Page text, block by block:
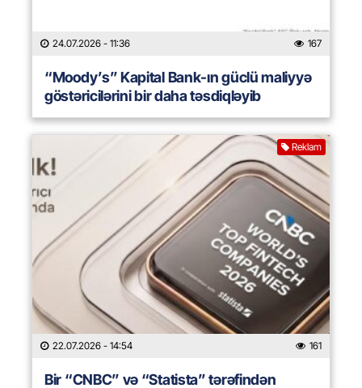
24.07.2026 - 11:36 167
“Moody’s” Kapital Bank-ın güclü maliyyə
göstəricilərini bir daha təsdiqləyib
Reklam
22.07.2026 - 14:54 161
Bir “CNBC” və “Statista” tərəfindən